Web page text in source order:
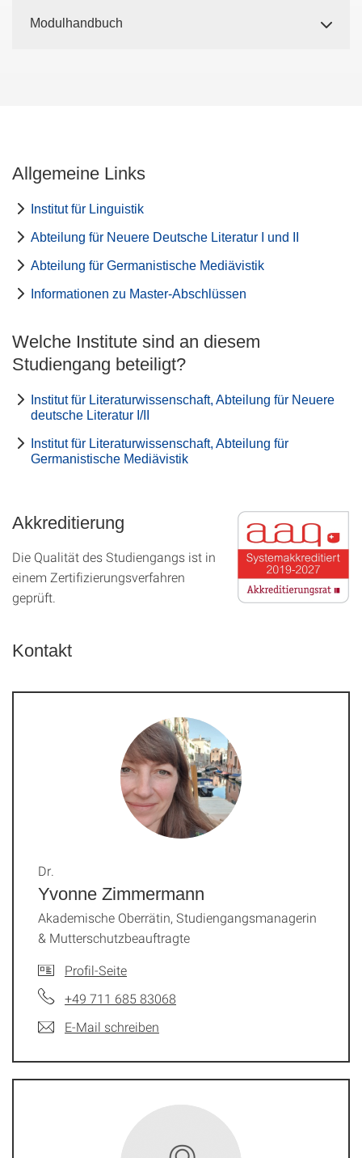
Modulhandbuch
Allgemeine Links
Institut für Linguistik
Abteilung für Neuere Deutsche Literatur I und II
Abteilung für Germanistische Mediävistik
Informationen zu Master-Abschlüssen
Welche Institute sind an diesem
Studiengang beteiligt?
Institut für Literaturwissenschaft, Abteilung für Neuere
deutsche Literatur I/II
Institut für Literaturwissenschaft, Abteilung für
Germanistische Mediävistik
Akkreditierung
Die Qualität des Studien­gangs ist in
einem Zer­ti­fizier­ungs­ver­fahren
geprüft.
Kontakt
Yvonne Zimmermann
Dr.
Akademische Oberrätin, Studiengangsmanagerin
& Mutterschutzbeauftragte
Profil-Seite
+49 711 685 83068
E-Mail schreiben